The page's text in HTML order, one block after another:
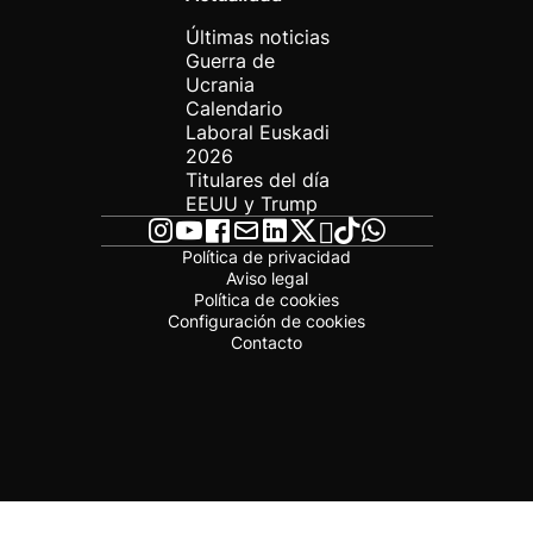
Últimas noticias
Guerra de
Ucrania
Calendario
Laboral Euskadi
2026
Titulares del día
EEUU y Trump
Política de privacidad
Aviso legal
Política de cookies
Configuración de cookies
Contacto